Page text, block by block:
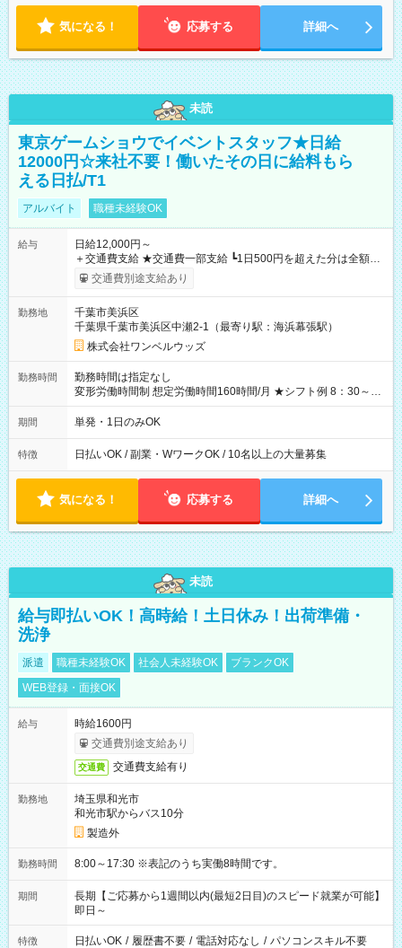
気になる！ 応募する 詳細へ
未読
東京ゲームショウでイベントスタッフ★日給
12000円☆来社不要！働いたその日に給料もら
える日払/T1
アルバイト 職種未経験OK
給与
日給12,000円～
＋交通費支給 ★交通費一部支給 ┗1日500円を超えた分は全額支
給！ ※往復500円以内の方は自己負担となります ★日払いOK！
（規定あり） ┗働いたその日に現金GET♪ お仕事後はコンビニ
なし
交通費別途支給あり
勤務地
千葉市美浜区
千葉県千葉市美浜区中瀬2-1（最寄り駅：海浜幕張駅）
株式会社ワンベルウッズ
勤務時間
勤務時間は指定なし
変形労働時間制 想定労働時間160時間/月 ★シフト例 8：30～
19：00
期間 単発・1日のみOK
特徴 日払いOK / 副業・WワークOK / 10名以上の大量募集
気になる！ 応募する 詳細へ
未読
給与即払いOK！高時給！土日休み！出荷準備・
洗浄
派遣 職種未経験OK 社会人未経験OK
ブランクOK
WEB登録・面接OK
給与
時給1600円
交通費別途支給あり
交通費 交通費支給有り
勤務地
埼玉県和光市
和光市駅からバス10分
製造外
勤務時間 8:00～17:30 ※表記のうち実働8時間です。
期間
長期【ご応募から1週間以内(最短2日目)のスピード就業が可能】
即日～
特徴 日払いOK / 履歴書不要 / 電話対応なし / パソコンスキル不要